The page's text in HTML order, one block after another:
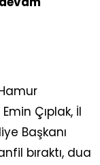
Çıplak, İl
Başkanı
bıraktı, dua